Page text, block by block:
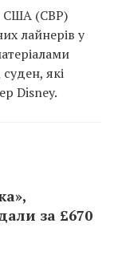
США (СВР)
лайнерів у
суден, які
Disney.
за £670